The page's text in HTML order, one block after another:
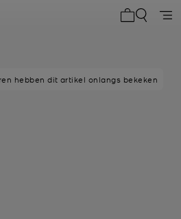
hebben dit artikel onlangs bekeken